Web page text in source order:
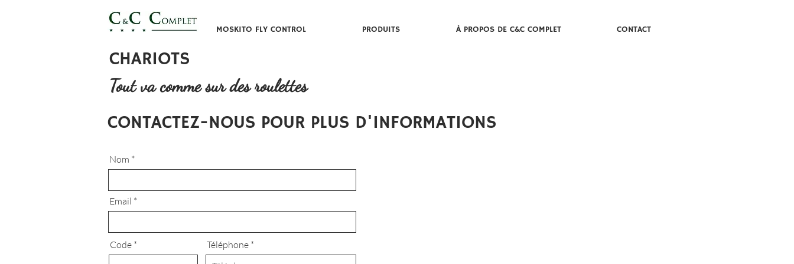
MOSKITO FLY CONTROL PRODUITS À PROPOS DE C&C COMPLET CONTACT
CHARIOTS
Tout va comme sur des roulettes
CONTACTEZ-NOUS POUR PLUS D'INFORMATIONS
Nom
Email
Code Téléphone